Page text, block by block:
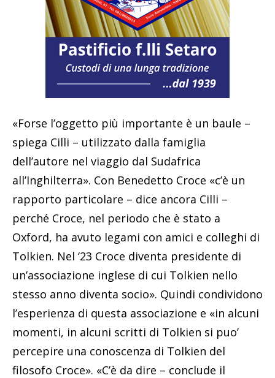
«Forse l’oggetto più importante è un baule –
spiega Cilli – utilizzato dalla famiglia
dell’autore nel viaggio dal Sudafrica
all’Inghilterra». Con Benedetto Croce «c’è un
rapporto particolare – dice ancora Cilli –
perché Croce, nel periodo che è stato a
Oxford, ha avuto legami con amici e colleghi di
Tolkien. Nel ‘23 Croce diventa presidente di
un’associazione inglese di cui Tolkien nello
stesso anno diventa socio». Quindi condividono
l’esperienza di questa associazione e «in alcuni
momenti, in alcuni scritti di Tolkien si puo’
percepire una conoscenza di Tolkien del
filosofo Croce». «C’è da dire – conclude il